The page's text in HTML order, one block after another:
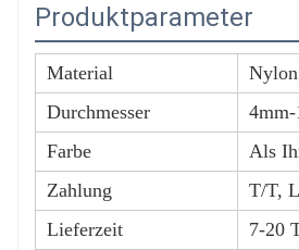
Produktparameter
Material
Nylon
Durchmesser
Farbe
Als
Zahlung
T/T,
Lieferzeit
7-20